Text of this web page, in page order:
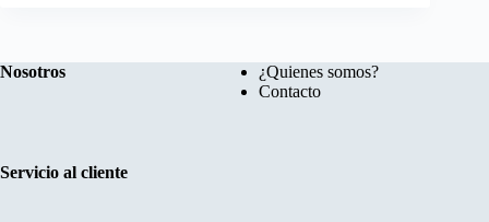
opciones
se
Nosotros
¿Quienes somos?
Contacto
Servicio al cliente